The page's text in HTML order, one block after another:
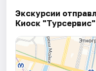
Экскурсии
Киоск "Турсервис"